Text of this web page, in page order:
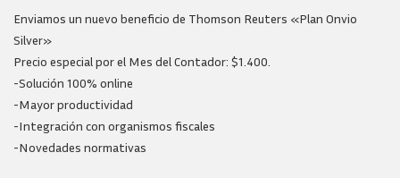
Enviamos un nuevo beneficio de Thomson Reuters «Plan Onvio
Silver»
Precio especial por el Mes del Contador: $1.400.
-Solución 100% online
-Mayor productividad
-Integración con organismos fiscales
-Novedades normativas